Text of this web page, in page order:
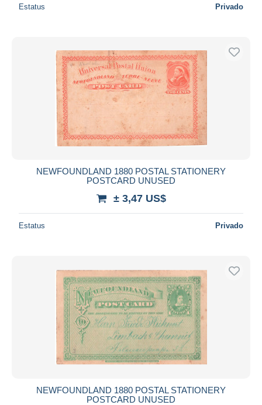
Estatus Privado
NEWFOUNDLAND 1880 POSTAL STATIONERY
POSTCARD UNUSED
± 3,47 US$
Estatus Privado
NEWFOUNDLAND 1880 POSTAL STATIONERY
POSTCARD UNUSED